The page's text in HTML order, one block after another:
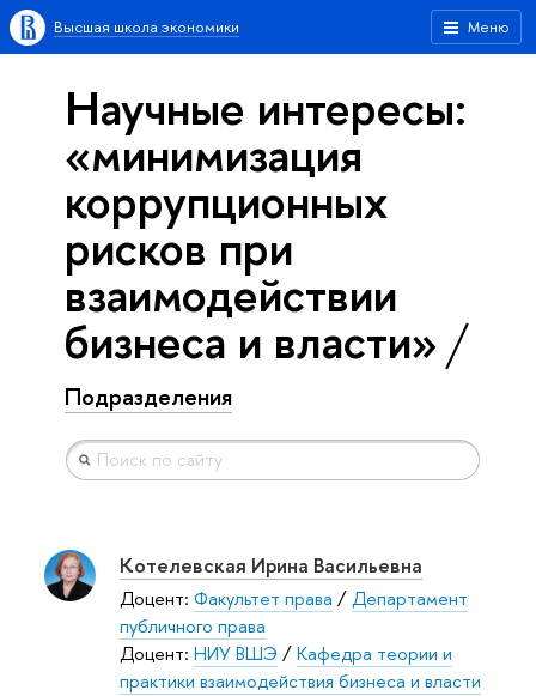
Меню
Высшая школа экономики
Научные интересы:
«минимизация
коррупционных
рисков при
взаимодействии
бизнеса и власти»
Подразделения
Котелевская Ирина Васильевна
Доцент: Факультет права /Департамент
публичного права
Доцент: НИУ ВШЭ /Кафедра теории и
практики взаимодействия бизнеса и власти